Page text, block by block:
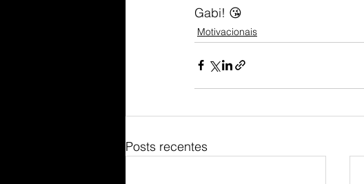
Gabi! 😘
Motivacionais
Posts recentes